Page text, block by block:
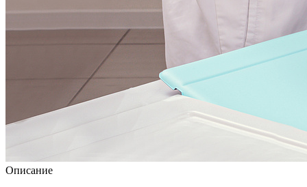
Описание